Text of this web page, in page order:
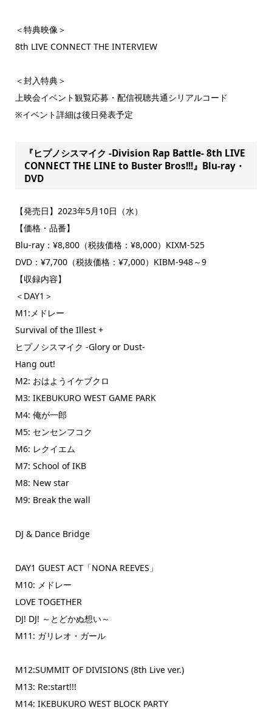
＜特典映像＞
8th LIVE CONNECT THE INTERVIEW
＜封入特典＞
上映会イベント観覧応募・配信視聴共通シリアルコード
※イベント詳細は後日発表予定
『ヒプノシスマイク -Division Rap Battle- 8th LIVE
CONNECT THE LINE to Buster Bros!!!』Blu-ray・
DVD
【発売日】2023年5月10日（水）
【価格・品番】
Blu-ray：¥8,800（税抜価格：¥8,000）KIXM-525
DVD：¥7,700（税抜価格：¥7,000）KIBM-948～9
【収録内容】
＜DAY1＞
M1:メドレー
Survival of the Illest +
ヒプノシスマイク -Glory or Dust-
Hang out!
M2: おはようイケブクロ
M3: IKEBUKURO WEST GAME PARK
M4: 俺が一郎
M5: センセンフコク
M6: レクイエム
M7: School of IKB
M8: New star
M9: Break the wall
DJ & Dance Bridge
DAY1 GUEST ACT「NONA REEVES」
M10: メドレー
LOVE TOGETHER
DJ! DJ! ～とどかぬ想い～
M11: ガリレオ・ガール
M12:SUMMIT OF DIVISIONS (8th Live ver.)
M13: Re:start!!!
M14: IKEBUKURO WEST BLOCK PARTY